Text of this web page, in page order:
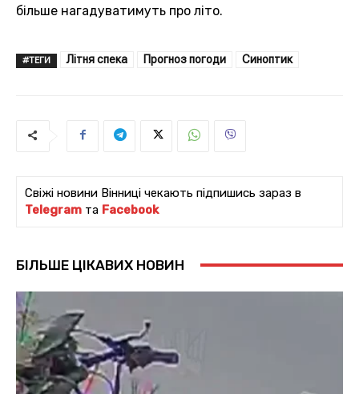
більше нагадуватимуть про літо.
#ТЕГИ Літня спека Прогноз погоди Синоптик
Свіжі новини Вінниці чекають підпишись зараз в
Telegram та Facebook
БІЛЬШЕ ЦІКАВИХ НОВИН